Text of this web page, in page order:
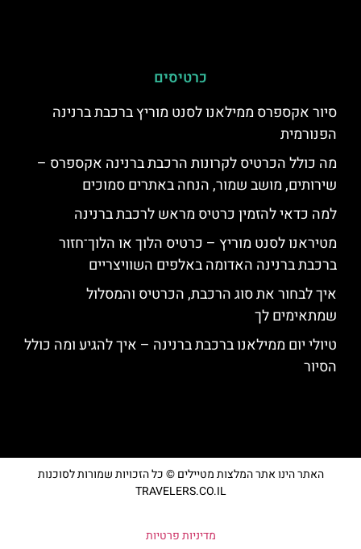
כרטיסים
סיור אקספרס ממילאנו לסנט מוריץ ברכבת ברנינה
הפנורמית
מה כולל הכרטיס לקרונות הרכבת ברנינה אקספרס –
שירותים, מושב שמור, הנחה באתרים סמוכים
למה כדאי להזמין כרטיס מראש לרכבת ברנינה
מטיראנו לסנט מוריץ – כרטיס הלוך או הלוך־חזור
ברכבת ברנינה האדומה באלפים השוויצריים
איך לבחור את סוג הרכבת, הכרטיס והמסלול
שמתאימים לך
טיולי יום ממילאנו ברכבת ברנינה – איך להגיע ומה כולל
הסיור
האתר הינו אתר המלצות מטיילים © כל הזכויות שמורות לסוכנות
TRAVELERS.CO.IL
מדיניות פרטיות